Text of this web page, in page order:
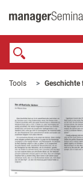
Tools Geschichte